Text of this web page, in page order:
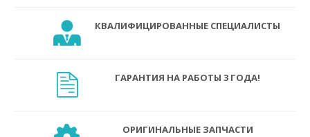
КВАЛИФИЦИРОВАННЫЕ СПЕЦИАЛИСТЫ
ГАРАНТИЯ НА РАБОТЫ 3 ГОДА!
ОРИГИНАЛЬНЫЕ ЗАПЧАСТИ